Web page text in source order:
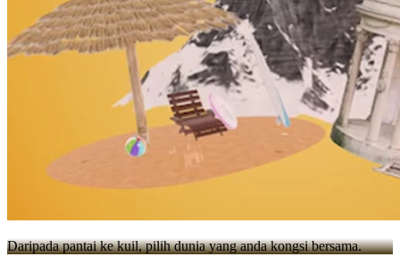
Daripada pantai ke kuil, pilih dunia yang anda kongsi bersama.